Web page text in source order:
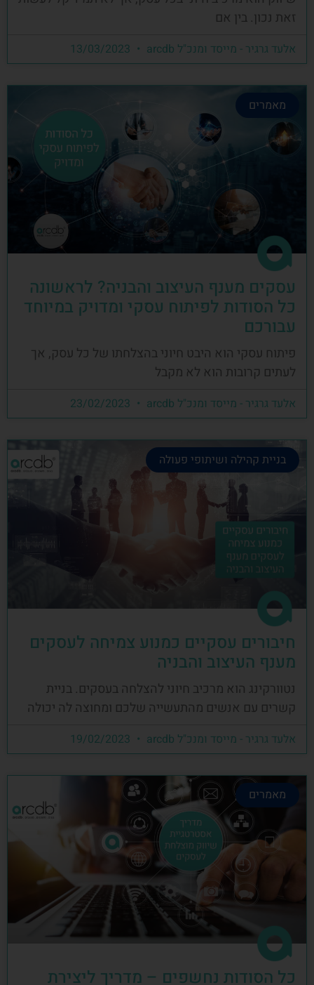
זאת נכון. בין אם
אלעד גרגיר - מייסד ומנכ"ל arcdb
מאמרים
עסקים מענף העיצוב והבניה? לראשונה
כל הסודות לפיתוח עסקי ומדויק במיוחד
עבורכם
פיתוח עסקי הוא היבט חיוני בהצלחתו של כל עסק, אך
לעתים קרובות הוא לא מקבל
אלעד גרגיר - מייסד ומנכ"ל arcdb
בניית קהילה ושיתופי פעולה
חיבורים עסקיים כמנוע צמיחה לעסקים
מענף העיצוב והבניה
נטוורקינג הוא מרכיב חיוני להצלחה בעסקים. בניית
קשרים עם אנשים מהתעשייה שלכם ומחוצה לה יכולה
אלעד גרגיר - מייסד ומנכ"ל arcdb
מאמרים
כל הסודות נחשפים – מדריך ליצירת